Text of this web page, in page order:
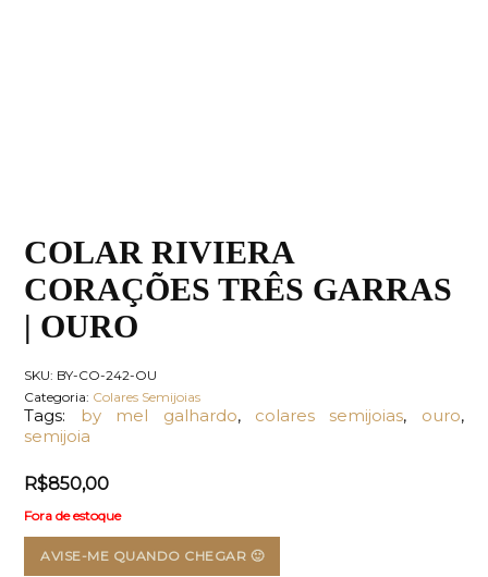
COLAR RIVIERA
CORAÇÕES TRÊS GARRAS
| OURO
SKU: BY-CO-242-OU
Categoria: Colares Semijoias
Tags: by mel galhardo, colares semijoias, ouro,
semijoia
R$850,00
Fora de estoque
AVISE-ME QUANDO CHEGAR 🙂